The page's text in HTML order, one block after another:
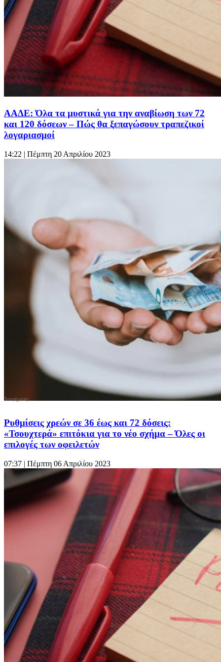
ΑΑΔΕ: Όλα τα μυστικά για την αναβίωση των 72
και 120 δόσεων – Πώς θα ξεπαγώσουν τραπεζικοί
λογαριασμοί
14:22 | Πέμπτη 20 Απριλίου 2023
Ρυθμίσεις χρεών σε 36 έως και 72 δόσεις:
«Τσουχτερά» επιτόκια για το νέο σχήμα – Όλες οι
επιλογές των οφειλετών
07:37 | Πέμπτη 06 Απριλίου 2023